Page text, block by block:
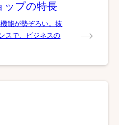
ップの特長
能が勢ぞろい。抜
スで、ビジネスの